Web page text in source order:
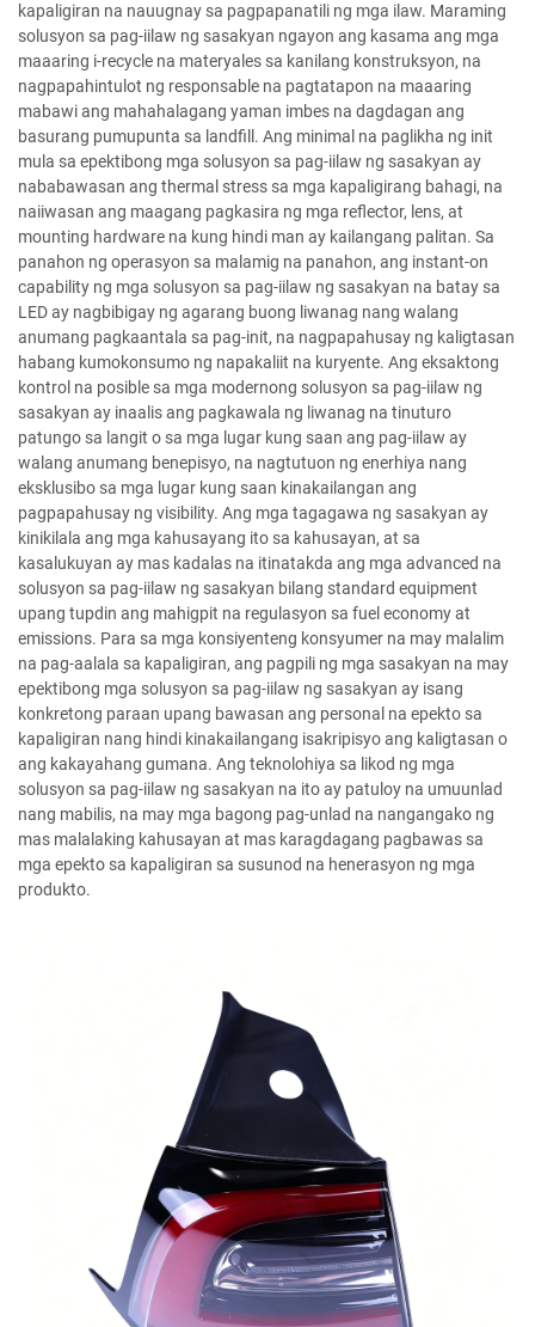
kapaligiran na nauugnay sa pagpapanatili ng mga ilaw. Maraming
solusyon sa pag-iilaw ng sasakyan ngayon ang kasama ang mga
maaaring i-recycle na materyales sa kanilang konstruksyon, na
nagpapahintulot ng responsable na pagtatapon na maaaring
mabawi ang mahahalagang yaman imbes na dagdagan ang
basurang pumupunta sa landfill. Ang minimal na paglikha ng init
mula sa epektibong mga solusyon sa pag-iilaw ng sasakyan ay
nababawasan ang thermal stress sa mga kapaligirang bahagi, na
naiiwasan ang maagang pagkasira ng mga reflector, lens, at
mounting hardware na kung hindi man ay kailangang palitan. Sa
panahon ng operasyon sa malamig na panahon, ang instant-on
capability ng mga solusyon sa pag-iilaw ng sasakyan na batay sa
LED ay nagbibigay ng agarang buong liwanag nang walang
anumang pagkaantala sa pag-init, na nagpapahusay ng kaligtasan
habang kumokonsumo ng napakaliit na kuryente. Ang eksaktong
kontrol na posible sa mga modernong solusyon sa pag-iilaw ng
sasakyan ay inaalis ang pagkawala ng liwanag na tinuturo
patungo sa langit o sa mga lugar kung saan ang pag-iilaw ay
walang anumang benepisyo, na nagtutuon ng enerhiya nang
eksklusibo sa mga lugar kung saan kinakailangan ang
pagpapahusay ng visibility. Ang mga tagagawa ng sasakyan ay
kinikilala ang mga kahusayang ito sa kahusayan, at sa
kasalukuyan ay mas kadalas na itinatakda ang mga advanced na
solusyon sa pag-iilaw ng sasakyan bilang standard equipment
upang tupdin ang mahigpit na regulasyon sa fuel economy at
emissions. Para sa mga konsiyenteng konsyumer na may malalim
na pag-aalala sa kapaligiran, ang pagpili ng mga sasakyan na may
epektibong mga solusyon sa pag-iilaw ng sasakyan ay isang
konkretong paraan upang bawasan ang personal na epekto sa
kapaligiran nang hindi kinakailangang isakripisyo ang kaligtasan o
ang kakayahang gumana. Ang teknolohiya sa likod ng mga
solusyon sa pag-iilaw ng sasakyan na ito ay patuloy na umuunlad
nang mabilis, na may mga bagong pag-unlad na nangangako ng
mas malalaking kahusayan at mas karagdagang pagbawas sa
mga epekto sa kapaligiran sa susunod na henerasyon ng mga
produkto.